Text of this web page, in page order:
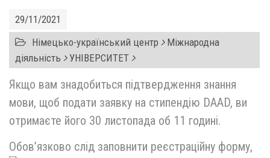
29/11/2021
Німецько-український центр Міжнародна
діяльність УНІВЕРСИТЕТ
Якщо вам знадобиться підтвердження знання
мови, щоб подати заявку на стипендію DAAD, ви
отримаєте його 30 листопада об 11 годині.
Обов’язково слід заповнити реєстраційну форму,